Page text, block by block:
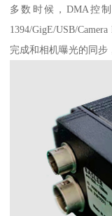
多数时候，DMA控
1394/GigE/USB/
完成和相机曝光的同步